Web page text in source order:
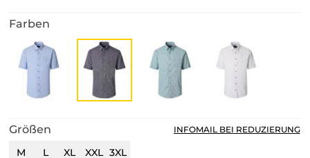
Farben
Größen
M L XL XXL 3XL
INFOMAIL BEI REDUZIERUNG